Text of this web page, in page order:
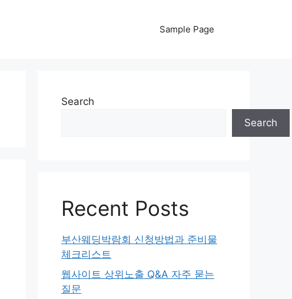
Sample Page
Search
Search
Recent Posts
부산웨딩박람회 신청방법과 준비물
체크리스트
웹사이트 상위노출 Q&A 자주 묻는
질문